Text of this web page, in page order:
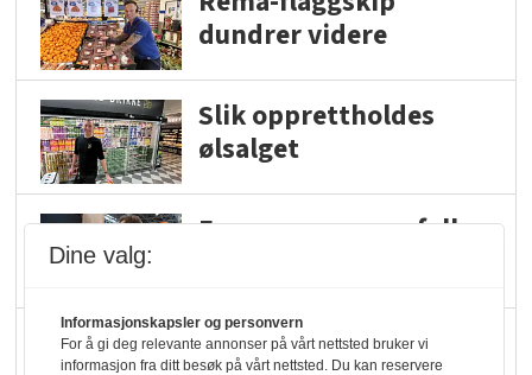
dundrer videre
Slik opprettholdes
ølsalget
Færre varer, men fulle
KI lager mat i butikken
Dine valg:
Informasjonskapsler og personvern
For å gi deg relevante annonser på vårt nettsted bruker vi
informasjon fra ditt besøk på vårt nettsted. Du kan reservere